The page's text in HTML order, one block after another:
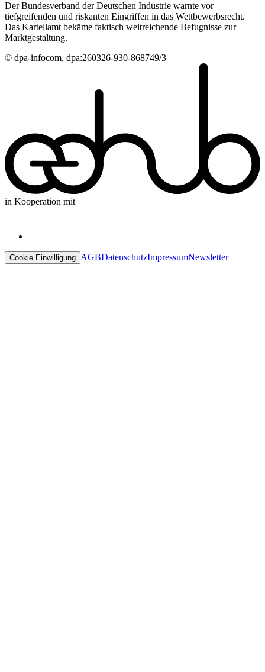
Der Bundesverband der Deutschen Industrie warnte vor
tiefgreifenden und riskanten Eingriffen in das Wettbewerbsrecht.
Das Kartellamt bekäme faktisch weitreichende Befugnisse zur
Marktgestaltung.
© dpa-infocom, dpa:260326-930-868749/3
in Kooperation mit
Cookie Einwilligung AGBDatenschutzImpressumNewsletter